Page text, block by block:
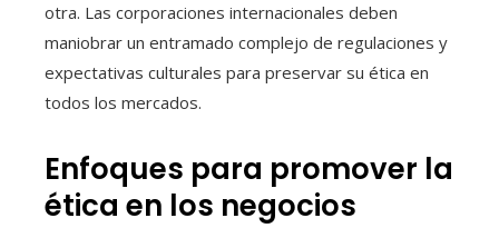
otra. Las corporaciones internacionales deben
maniobrar un entramado complejo de regulaciones y
expectativas culturales para preservar su ética en
todos los mercados.
Enfoques para promover la
ética en los negocios